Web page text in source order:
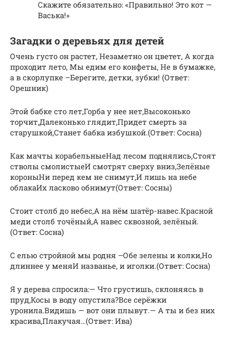
Скажите обязательно: «Правильно! Это кот —
Васька!»
Загадки о деревьях для детей
Очень густо он растет, Незаметно он цветет, А когда
проходит лето, Мы едим его конфеты, Не в бумажке,
а в скорлупке –Берегите, детки, зубки! (Ответ:
Орешник)
Этой бабке сто лет,Горба у нее нет,Высоконько
торчит,Далеконько глядит,Придет смерть за
старушкой,Станет бабка избушкой.(Ответ: Сосна)
Как мачты корабельныеНад лесом поднялись,Стоят
стволы смолистыеИ смотрят сверху вниз,Зелёные
короныНи перед кем не снимут,И лишь на небе
облакаИх ласково обнимут(Ответ: Сосны)
Стоит столб до небес,А на нём шатёр-навес.Красной
меди столб точёный,А навес сквозной, зелёный.
(Ответ: Сосна)
С елью стройной мы родня –Обе зелены и колки,Но
длиннее у меняИ названье, и иголки.(Ответ: Сосна)
Я у дерева спросила:— Что грустишь, склоняясь в
пруд,Косы в воду опустила?Все серёжки
уронила.Видишь — вот они плывут.— А ты и без них
красива,Плакучая…(Ответ: Ива)